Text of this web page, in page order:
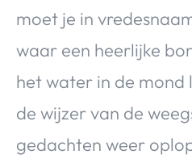
moet je in
waar een heerlijke
het water in de mond
de wijzer van de
gedachten weer